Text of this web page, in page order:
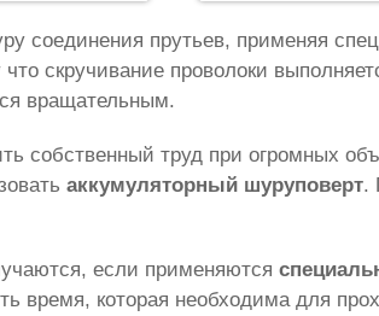
соединения прутьев, применяя
скручивание проволоки
вращательным.
собственный труд при огромных
аккумуляторный шуруповерт.
если применяются
время, которая необходима для